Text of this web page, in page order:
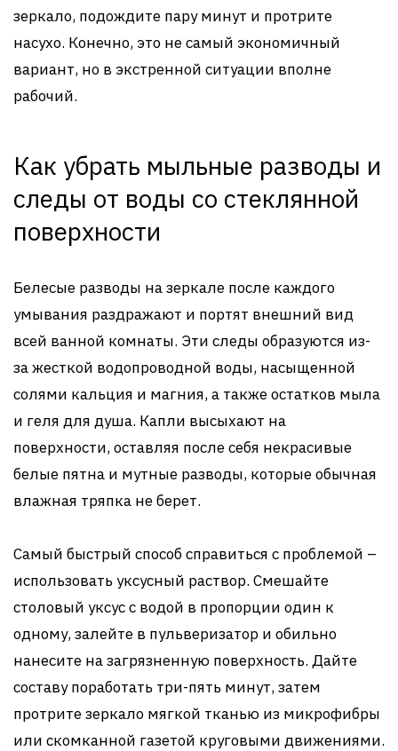
зеркало, подождите пару минут и протрите
насухо. Конечно, это не самый экономичный
вариант, но в экстренной ситуации вполне
рабочий.
Как убрать мыльные разводы и
следы от воды со стеклянной
поверхности
Белесые разводы на зеркале после каждого
умывания раздражают и портят внешний вид
всей ванной комнаты. Эти следы образуются из-
за жесткой водопроводной воды, насыщенной
солями кальция и магния, а также остатков мыла
и геля для душа. Капли высыхают на
поверхности, оставляя после себя некрасивые
белые пятна и мутные разводы, которые обычная
влажная тряпка не берет.
Самый быстрый способ справиться с проблемой –
использовать уксусный раствор. Смешайте
столовый уксус с водой в пропорции один к
одному, залейте в пульверизатор и обильно
нанесите на загрязненную поверхность. Дайте
составу поработать три-пять минут, затем
протрите зеркало мягкой тканью из микрофибры
или скомканной газетой круговыми движениями.